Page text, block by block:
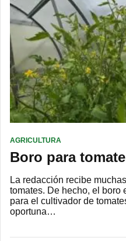
AGRICULTURA
Boro para
La redacción recibe
tomates. De hecho, el
para el cultivador de
oportuna…